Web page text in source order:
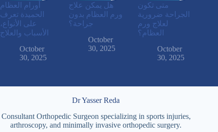
أورام العظام
الحميدة تعرف
على الأنواع،
الأسباب والعلاج
October
30, 2025
هل يمكن علاج
ورم العظام بدون
جراحة؟
October
30, 2025
متى تكون
الجراحة ضرورية
لعلاج ورم
العظام؟
October
30, 2025
Dr Yasser Reda
Consultant Orthopedic Surgeon specializing in sports injuries,
arthroscopy, and minimally invasive orthopedic surgery.